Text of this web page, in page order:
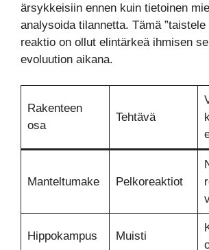
ärsykkeisiin ennen kuin tietoinen
analysoida tilannetta. Tämä ”taistele
reaktio on ollut elintärkeä ihmisen
evoluution aikana.
Rakenteen
osa
Tehtävä
Manteltumake Pelkoreaktiot
Hippokampus Muisti